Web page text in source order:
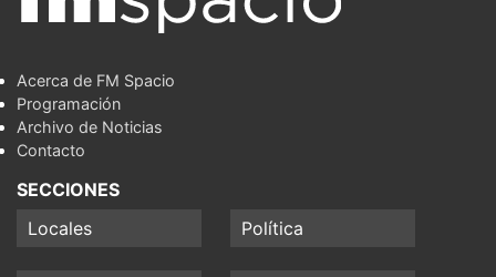
Acerca de FM Spacio
Programación
Archivo de Noticias
Contacto
SECCIONES
Locales
Política